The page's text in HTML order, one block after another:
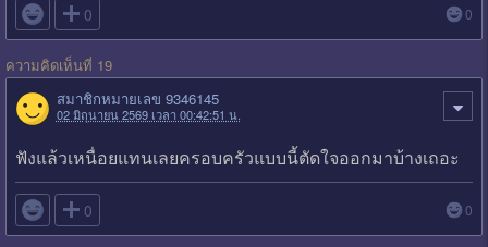
 0 0
ความคิดเห็นที่ 19
สมาชิกหมายเลข 9346145
02 มิถุนายน 2569 เวลา 00:42:51 น.
ฟังแล้วเหนื่อยแทนเลยครอบครัวแบบนี้ตัดใจออกมาบ้างเถอะ
 0 0